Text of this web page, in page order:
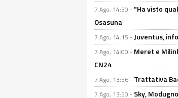
7 Ago, 14:30 - "Ha visto
Osasuna
7 Ago, 14:15 - Juventus,
7 Ago, 14:00 - Meret e
CN24
7 Ago, 13:56 - Trattativa
7 Ago, 13:50 - Sky,